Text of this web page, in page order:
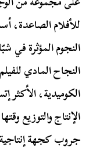
للأفلام الصاعدة،
النجوم المؤثرة في
النجاح المادي
الكوميدية،
الإنتاج والتوزيع
جروب كجهة